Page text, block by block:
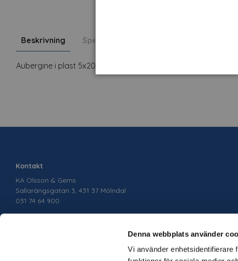
Denna webbplats använder
Vi använder enhetsidentifierare
Beskrivning Specifikation
Aubergine i plast 5x20 cm lila
Kontakt
KA Olsson & Gems
Sallarängsgatan 3, 431 37 Mölndal
031 74 64 900